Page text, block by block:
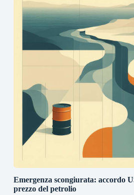
Emergenza scongiurata: accordo
prezzo del petrolio